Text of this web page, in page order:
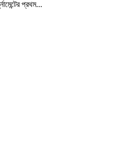
প্রথম…